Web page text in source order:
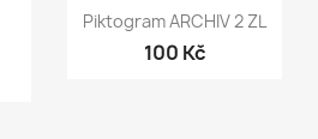
Rychlý náhled
Piktogram ARCHIV 2 ZL
100 Kč